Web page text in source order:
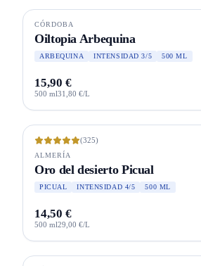
SELECCIÓN
CÓRDOBA
Oiltopia Arbequina
ARBEQUINA INTENSIDAD 3/5 500 ML
15,90 €
500 ml31,80 €/L
(325)
ALMERÍA
Oro del desierto Picual
PICUAL INTENSIDAD 4/5 500 ML
14,50 €
500 ml29,00 €/L